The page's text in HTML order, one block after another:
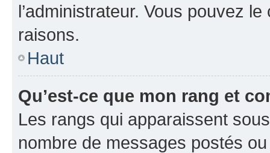
l’administrateur. Vous pouvez
raisons.
Haut
Qu’est-ce que mon rang et
Les rangs qui apparaissent
nombre de messages postés